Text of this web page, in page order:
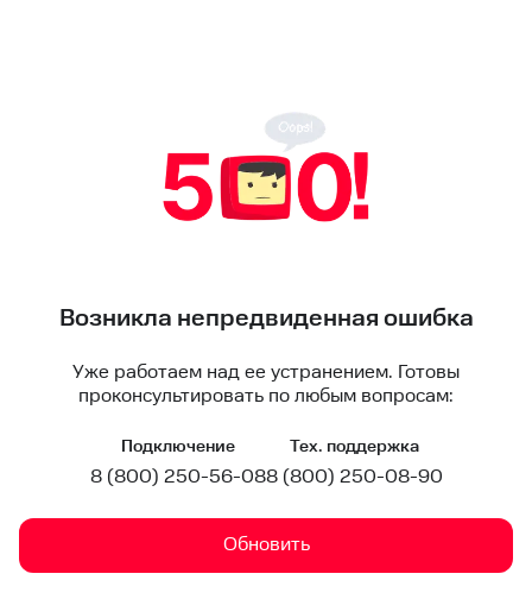
Возникла непредвиденная ошибка
Уже работаем над ее устранением. Готовы
проконсультировать по любым вопросам:
Подключение
8 (800) 250-56-08
Тех. поддержка
8 (800) 250-08-90
Обновить